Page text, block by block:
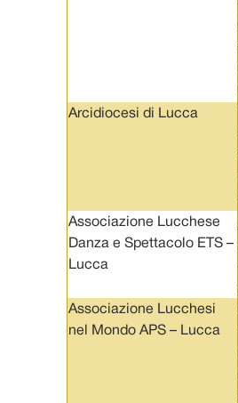
Arcidiocesi di Lucca
Associazione Lucchese
Danza e Spettacolo ETS –
Lucca
Associazione Lucchesi
nel Mondo APS – Lucca